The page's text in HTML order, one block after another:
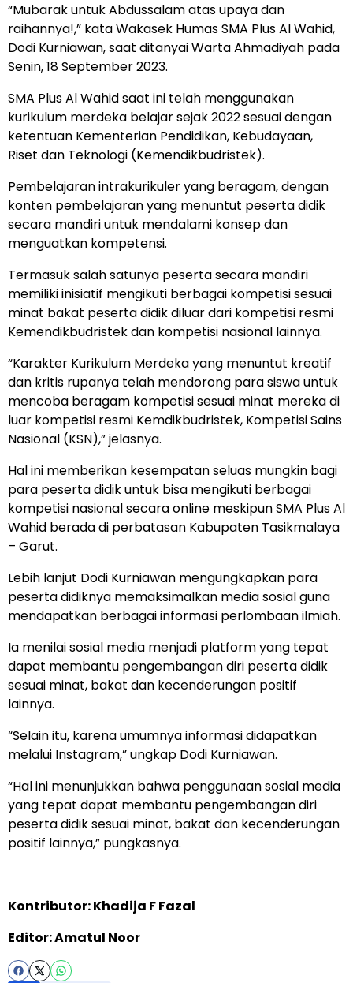
“Mubarak untuk Abdussalam atas upaya dan
raihannya!,” kata Wakasek Humas SMA Plus Al Wahid,
Dodi Kurniawan, saat ditanyai Warta Ahmadiyah pada
Senin, 18 September 2023.
SMA Plus Al Wahid saat ini telah menggunakan
kurikulum merdeka belajar sejak 2022 sesuai dengan
ketentuan Kementerian Pendidikan, Kebudayaan,
Riset dan Teknologi (Kemendikbudristek).
Pembelajaran intrakurikuler yang beragam, dengan
konten pembelajaran yang menuntut peserta didik
secara mandiri untuk mendalami konsep dan
menguatkan kompetensi.
Termasuk salah satunya peserta secara mandiri
memiliki inisiatif mengikuti berbagai kompetisi sesuai
minat bakat peserta didik diluar dari kompetisi resmi
Kemendikbudristek dan kompetisi nasional lainnya.
“Karakter Kurikulum Merdeka yang menuntut kreatif
dan kritis rupanya telah mendorong para siswa untuk
mencoba beragam kompetisi sesuai minat mereka di
luar kompetisi resmi Kemdikbudristek, Kompetisi Sains
Nasional (KSN),” jelasnya.
Hal ini memberikan kesempatan seluas mungkin bagi
para peserta didik untuk bisa mengikuti berbagai
kompetisi nasional secara online meskipun SMA Plus Al
Wahid berada di perbatasan Kabupaten Tasikmalaya
– Garut.
Lebih lanjut Dodi Kurniawan mengungkapkan para
peserta didiknya memaksimalkan media sosial guna
mendapatkan berbagai informasi perlombaan ilmiah.
Ia menilai sosial media menjadi platform yang tepat
dapat membantu pengembangan diri peserta didik
sesuai minat, bakat dan kecenderungan positif
lainnya.
“Selain itu, karena umumnya informasi didapatkan
melalui Instagram,” ungkap Dodi Kurniawan.
“Hal ini menunjukkan bahwa penggunaan sosial media
yang tepat dapat membantu pengembangan diri
peserta didik sesuai minat, bakat dan kecenderungan
positif lainnya,” pungkasnya.
Kontributor: Khadija F Fazal
Editor: Amatul Noor